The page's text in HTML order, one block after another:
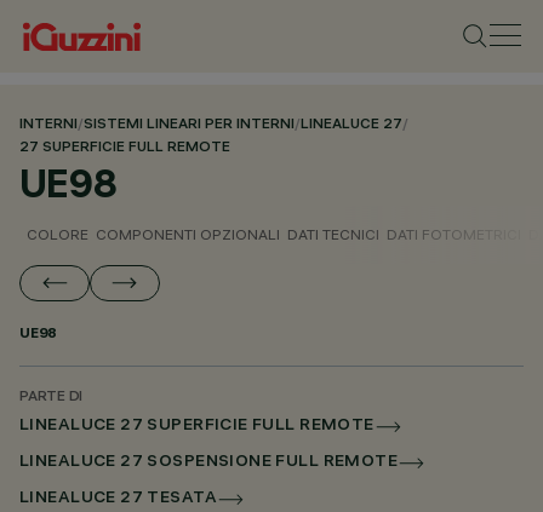
INTERNI/SISTEMI LINEARI PER INTERNI/LINEALUCE 27/
27 SUPERFICIE FULL REMOTE
UE98
COLORE COMPONENTI OPZIONALI DATI TECNICI DATI FOTOMETRICI
UE98
PARTE DI
LINEALUCE 27 SUPERFICIE FULL REMOTE
LINEALUCE 27 SOSPENSIONE FULL REMOTE
LINEALUCE 27 TESATA